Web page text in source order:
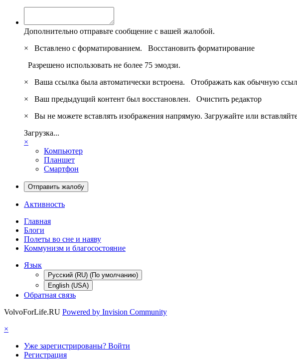
Дополнительно отправьте сообщение с вашей жалобой.
×
Вставлено с форматированием. Восстановить форматирование
Разрешено использовать не более 75 эмодзи.
×
Ваша ссылка была автоматически встроена. Отображать как обычную
×
Ваш предыдущий контент был восстановлен. Очистить редактор
×
Вы не можете вставлять изображения напрямую. Загружайте или
Загрузка...
×
Компьютер
Планшет
Смартфон
Отправить жалобу
Активность
Главная
Блоги
Полеты во сне и наяву
Коммунизм и благосостояние
Язык
Русский (RU) (По умолчанию)
English (USA)
Обратная связь
VolvoForLife.RU Powered by Invision Community
×
Уже зарегистрированы? Войти
Регистрация